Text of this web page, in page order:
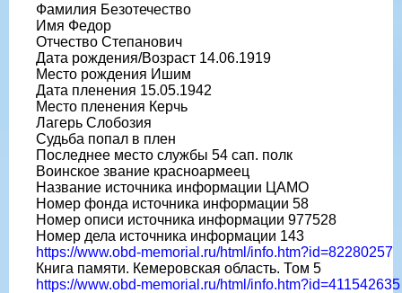
Фамилия Безотечество
Имя Федор
Отчество Степанович
Дата рождения/Возраст 14.06.1919
Место рождения Ишим
Дата пленения 15.05.1942
Место пленения Керчь
Лагерь Слобозия
Судьба попал в плен
Последнее место службы 54 сап. полк
Воинское звание красноармеец
Название источника информации ЦАМО
Номер фонда источника информации 58
Номер описи источника информации 977528
Номер дела источника информации 143
https://www.obd-memorial.ru/html/info.htm?id=82280257
Книга памяти. Кемеровская область. Том 5
https://www.obd-memorial.ru/html/info.htm?id=411542635